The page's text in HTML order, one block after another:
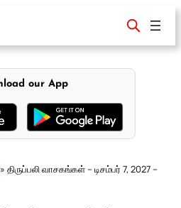
our App
» திருப்பலி வாசகங்கள் – டிசம்பர் 7, 2027 –